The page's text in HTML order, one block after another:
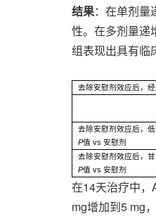
结果：在单剂
性。在多剂量递
组表现出具有临
去除安慰剂效应后，
去除安慰剂效应后，
P值 vs 安慰剂
去除安慰剂效应后，
P值 vs 安慰剂
在14天治疗中
mg增加到5 mg